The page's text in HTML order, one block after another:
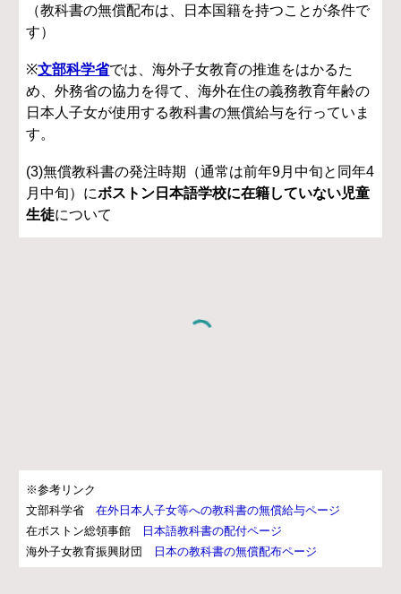
（教科書の無償配布は、日本国籍を持つことが条件で
す）
※文部科学省では、海外子女教育の推進をはかるた
め、外務省の協力を得て、海外在住の義務教育年齢の
日本人子女が使用する教科書の無償給与を行っていま
す。
(3)無償教科書の発注時期（通常は前年9月中旬と同年4
月中旬）にボストン日本語学校に在籍していない児童
生徒について
※参考リンク
文部科学省在外日本人子女等への教科書の無償給与ページ
在ボストン総領事館
日本語教科書の配付ページ
海外子女教育振興財団
日本の教科書の無償配布ページ